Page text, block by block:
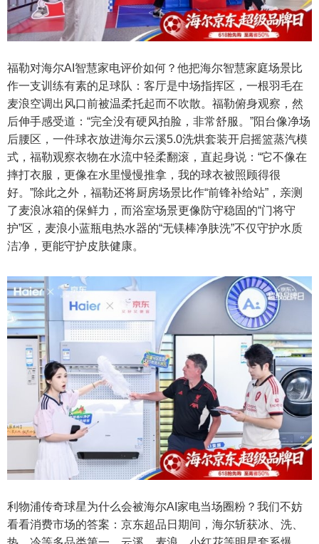
福勒对海尔AI智慧家电评价如何？他把海尔智慧家庭场景比
作一支训练有素的足球队：客厅是中场指挥区，一根羽毛在
麦浪空调出风口前被温柔托起而不吹散。福勒俯身观察，然
后伸手感受道：“完全没有硬风拍脸，非常舒服。”阳台像净场
后腰区，一件球衣放进海尔云溪5.0洗烘套装开启摇篮蒸汽模
式，福勒观察衣物在水流中轻柔翻滚，直起身说：“它不像在
摔打衣服，更像在水里慢慢推拿，我的球衣被照顾得很
好。”除此之外，福勒还将厨房场景比作“前锋补给站”，亲测
了麦浪冰箱的保鲜力，而浴室场景更像防守稳固的“门将守
护”区，麦浪小蓝瓶电热水器的“无镁棒净肤洗”不仅守护水质
洁净，更能守护皮肤健康。
利物浦传奇球星为什么会被海尔AI家电当场圈粉？我们不妨
看看消费市场的答案：京东超品日期间，海尔斩获冰、洗、